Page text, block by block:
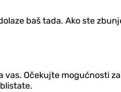
baš tada. Ako ste
vas. Očekujte mogućnosti